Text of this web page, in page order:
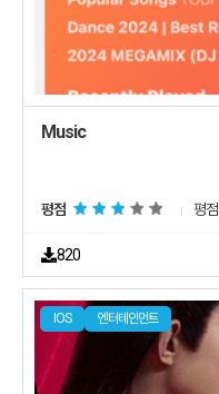
Music
평점 평점
820
IOS 엔터테인먼트